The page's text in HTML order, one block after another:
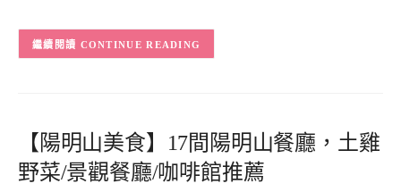
CONTINUE READING
【陽明山美食】17間陽明山餐廳，土雞
野菜/景觀餐廳/咖啡館推薦